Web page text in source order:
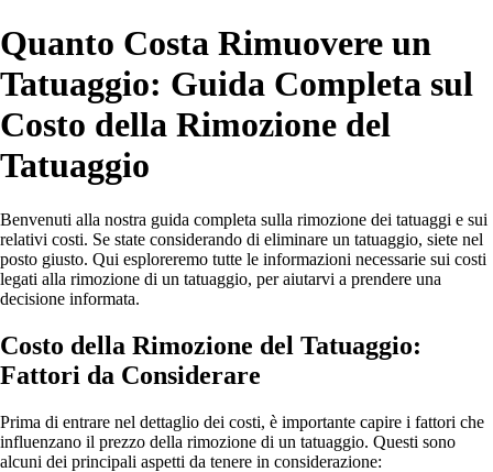
Quanto Costa Rimuovere un
Tatuaggio: Guida Completa sul
Costo della Rimozione del
Tatuaggio
Benvenuti alla nostra guida completa sulla rimozione dei tatuaggi e sui
relativi costi. Se state considerando di eliminare un tatuaggio, siete nel
posto giusto. Qui esploreremo tutte le informazioni necessarie sui costi
legati alla rimozione di un tatuaggio, per aiutarvi a prendere una
decisione informata.
Costo della Rimozione del Tatuaggio:
Fattori da Considerare
Prima di entrare nel dettaglio dei costi, è importante capire i fattori che
influenzano il prezzo della rimozione di un tatuaggio. Questi sono
alcuni dei principali aspetti da tenere in considerazione: